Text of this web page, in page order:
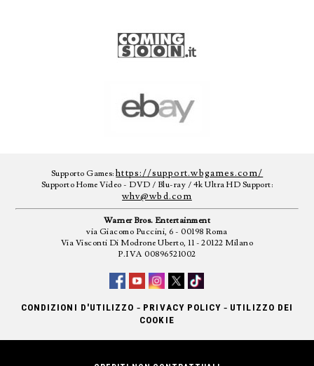
Supporto Games:https://support.wbgames.com/
Supporto Home Video - DVD / Blu-ray / 4k Ultra HD Support:
whv@wbd.com
Warner Bros. Entertainment
via Giacomo Puccini, 6 - 00198 Roma
Via Visconti Di Modrone Uberto, 11 - 20122 Milano
P.IVA 00896521002
CONDIZIONI D'UTILIZZO - PRIVACY POLICY - UTILIZZO DEI
COOKIE